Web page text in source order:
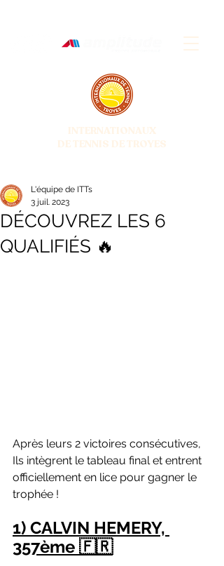
INTERNATIONAUX
DE TENNIS DE TROYES
DÉCOUVREZ LES 6
QUALIFIÉS 🔥
L'équipe de ITTs
3 juil. 2023
Après leurs 2 victoires consécutives,
Ils intègrent le tableau final et entrent
officiellement en lice pour gagner le
trophée !
1) CALVIN HEMERY,
357ème 🇫🇷